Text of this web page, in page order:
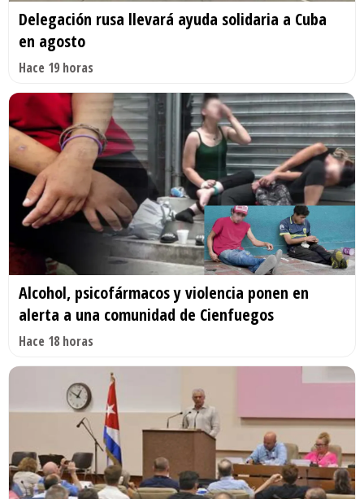
Delegación rusa llevará ayuda solidaria a Cuba
en agosto
Hace 19 horas
Alcohol, psicofármacos y violencia ponen en
alerta a una comunidad de Cienfuegos
Hace 18 horas